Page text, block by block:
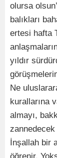
olursa
balıkları
ertesi hafta
yıldır
Ne
kurallarına
almayı,
İnşallah bir
öğrenir.